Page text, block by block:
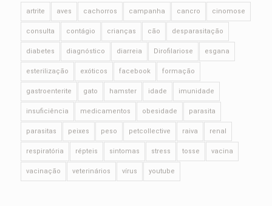
artrite aves cachorros campanha cancro cinomose
consulta contágio crianças cão desparasitação
diabetes diagnóstico diarreia Dirofilariose esgana
esterilização exóticos facebook formação
gastroenterite gato hamster idade imunidade
insuficiência medicamentos obesidade parasita
parasitas peixes peso petcollective raiva renal
respiratória répteis sintomas stress tosse vacina
vacinação veterinários vírus youtube